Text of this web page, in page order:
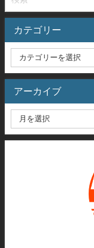
カテゴリー
アーカイブ